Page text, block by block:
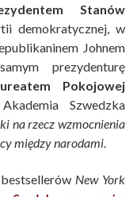
Stanów
demokratycznej, w
Johnem
prezydenturę
Pokojowej
Szwedzka
na rzecz wzmocnienia
między narodami
New York